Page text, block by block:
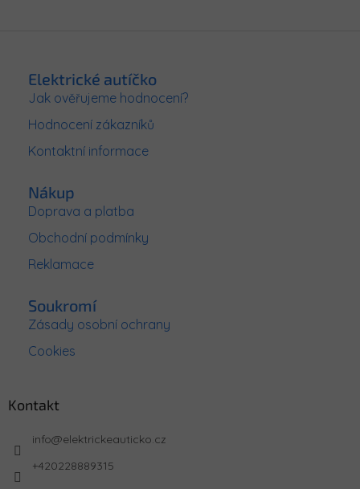
Elektrické autíčko
Jak ověřujeme hodnocení?
Hodnocení zákazníků
Kontaktní informace
Nákup
Doprava a platba
Obchodní podmínky
Reklamace
Soukromí
Zásady osobní ochrany
Cookies
Kontakt
info@elektrickeauticko.cz
+420228889315